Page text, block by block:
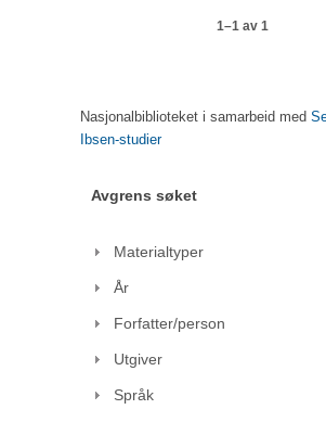
1–1 av 1
Nasjonalbiblioteket i samarbeid med
Ibsen-studier
Avgrens søket
Materialtyper
År
Forfatter/person
Utgiver
Språk